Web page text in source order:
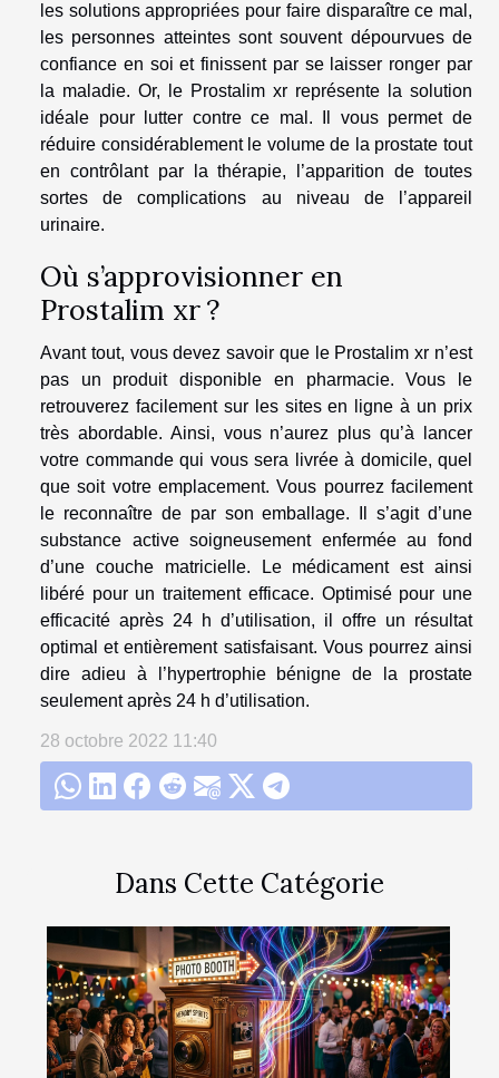
Dans Cette Catégorie
les solutions appropriées pour faire disparaître ce mal,
les personnes atteintes sont souvent dépourvues de
confiance en soi et finissent par se laisser ronger par
la maladie. Or, le Prostalim xr représente la solution
idéale pour lutter contre ce mal. Il vous permet de
réduire considérablement le volume de la prostate tout
en contrôlant par la thérapie, l’apparition de toutes
sortes de complications au niveau de l’appareil
urinaire.
Où s’approvisionner en
Prostalim xr ?
Avant tout, vous devez savoir que le Prostalim xr n’est
pas un produit disponible en pharmacie. Vous le
retrouverez facilement sur les sites en ligne à un prix
très abordable. Ainsi, vous n’aurez plus qu’à lancer
votre commande qui vous sera livrée à domicile, quel
que soit votre emplacement. Vous pourrez facilement
le reconnaître de par son emballage. Il s’agit d’une
substance active soigneusement enfermée au fond
d’une couche matricielle. Le médicament est ainsi
libéré pour un traitement efficace. Optimisé pour une
efficacité après 24 h d’utilisation, il offre un résultat
optimal et entièrement satisfaisant. Vous pourrez ainsi
dire adieu à l’hypertrophie bénigne de la prostate
seulement après 24 h d’utilisation.
28 octobre 2022 11:40